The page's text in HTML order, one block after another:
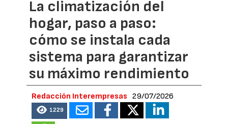
La climatización del
hogar, paso a paso:
cómo se instala cada
sistema para garantizar
su máximo rendimiento
Redacción Interempresas 29/07/2026
1229